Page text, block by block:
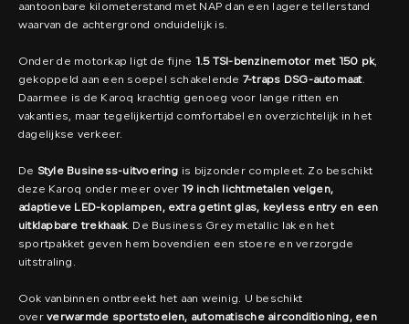
aantoonbare kilometerstand met NAP dan een lagere tellerstand
waarvan de achtergrond onduidelijk is.
Onder de motorkap ligt de fijne 1.5 TSI-benzinemotor met 150 pk,
gekoppeld aan een soepel schakelende 7-traps DSG-automaat.
Daarmee is de Karoq krachtig genoeg voor lange ritten en
vakanties, maar tegelijkertijd comfortabel en overzichtelijk in het
dagelijkse verkeer.
De Style Business-uitvoering is bijzonder compleet. Zo beschikt
deze Karoq onder meer over19 inch lichtmetalen velgen,
adaptieve LED-koplampen, extra getint glas, keyless entry en een
uitklapbare trekhaak. De Business Grey metallic lak en het
sportpakket geven hem bovendien een stoere en verzorgde
uitstraling.
Ook vanbinnen ontbreekt het aan weinig. U beschikt
oververwarmde sportstoelen, automatische airconditioning, een